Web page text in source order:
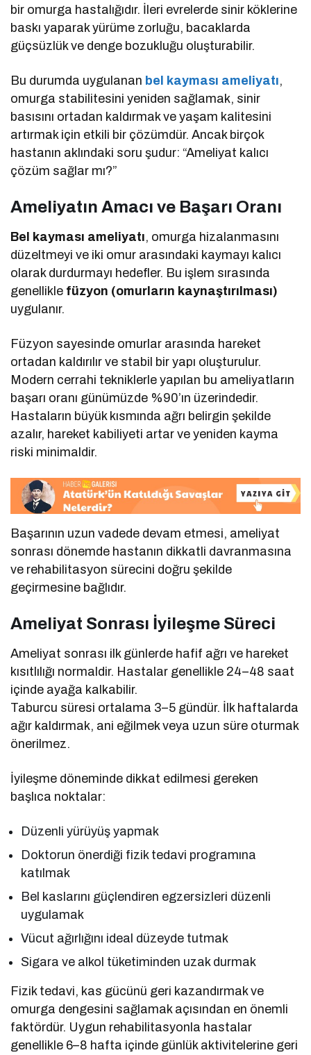
bir omurga hastalığıdır. İleri evrelerde sinir köklerine
baskı yaparak yürüme zorluğu, bacaklarda
güçsüzlük ve denge bozukluğu oluşturabilir.
Bu durumda uygulanan bel kayması ameliyatı,
omurga stabilitesini yeniden sağlamak, sinir
basısını ortadan kaldırmak ve yaşam kalitesini
artırmak için etkili bir çözümdür. Ancak birçok
hastanın aklındaki soru şudur: “Ameliyat kalıcı
çözüm sağlar mı?”
Ameliyatın Amacı ve Başarı Oranı
Bel kayması ameliyatı, omurga hizalanmasını
düzeltmeyi ve iki omur arasındaki kaymayı kalıcı
olarak durdurmayı hedefler. Bu işlem sırasında
genellikle füzyon (omurların kaynaştırılması)
uygulanır.
Füzyon sayesinde omurlar arasında hareket
ortadan kaldırılır ve stabil bir yapı oluşturulur.
Modern cerrahi tekniklerle yapılan bu ameliyatların
başarı oranı günümüzde %90’ın üzerindedir.
Hastaların büyük kısmında ağrı belirgin şekilde
azalır, hareket kabiliyeti artar ve yeniden kayma
riski minimaldir.
Başarının uzun vadede devam etmesi, ameliyat
sonrası dönemde hastanın dikkatli davranmasına
ve rehabilitasyon sürecini doğru şekilde
geçirmesine bağlıdır.
Ameliyat Sonrası İyileşme Süreci
Ameliyat sonrası ilk günlerde hafif ağrı ve hareket
kısıtlılığı normaldir. Hastalar genellikle 24–48 saat
içinde ayağa kalkabilir.
Taburcu süresi ortalama 3–5 gündür. İlk haftalarda
ağır kaldırmak, ani eğilmek veya uzun süre oturmak
önerilmez.
İyileşme döneminde dikkat edilmesi gereken
başlıca noktalar:
Düzenli yürüyüş yapmak
Doktorun önerdiği fizik tedavi programına
katılmak
Bel kaslarını güçlendiren egzersizleri düzenli
uygulamak
Vücut ağırlığını ideal düzeyde tutmak
Sigara ve alkol tüketiminden uzak durmak
Fizik tedavi, kas gücünü geri kazandırmak ve
omurga dengesini sağlamak açısından en önemli
faktördür. Uygun rehabilitasyonla hastalar
genellikle 6–8 hafta içinde günlük aktivitelerine geri